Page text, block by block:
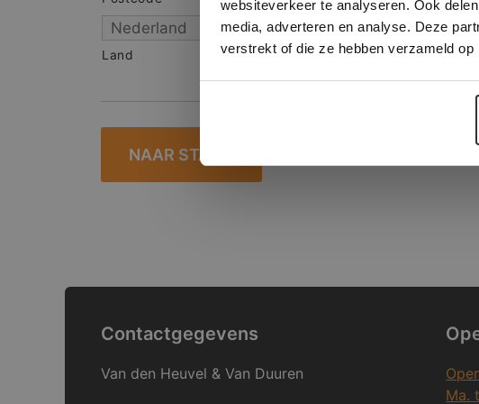
websiteverkeer te analyseren. Ook
media, adverteren en analyse. Deze
verstrekt of die ze hebben verzameld
Land
Contactgegevens
Van den Heuvel & Van Duuren
Ma.